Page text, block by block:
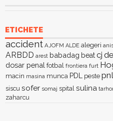
ETICHETE
accident AJOFM ALDE alegeri
ARBDD arest babadag beatcj
dosar penal fotbal frontiera furt
macin masina munca PDL peste pnl
siscu sofer somaj spital sulina
zaharcu